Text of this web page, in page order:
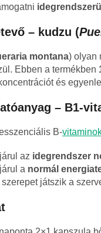
– kudzu (
montana) olyan
Ebben a termékben
és
– B1-
B-
az idegrendszer
a normál
szerepet játszik a